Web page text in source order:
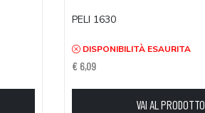
PELI 1630
DISPONIBILITÀ ESAURITA
€ 6,09
VAI AL PRODOTTO